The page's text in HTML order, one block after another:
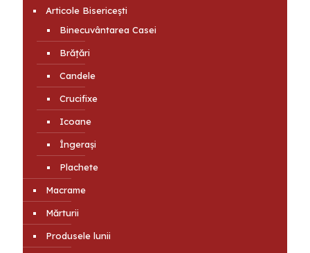
Articole Bisericești
Binecuvântarea Casei
Brățări
Candele
Crucifixe
Icoane
Îngerași
Plachete
Macrame
Mărturii
Produsele lunii